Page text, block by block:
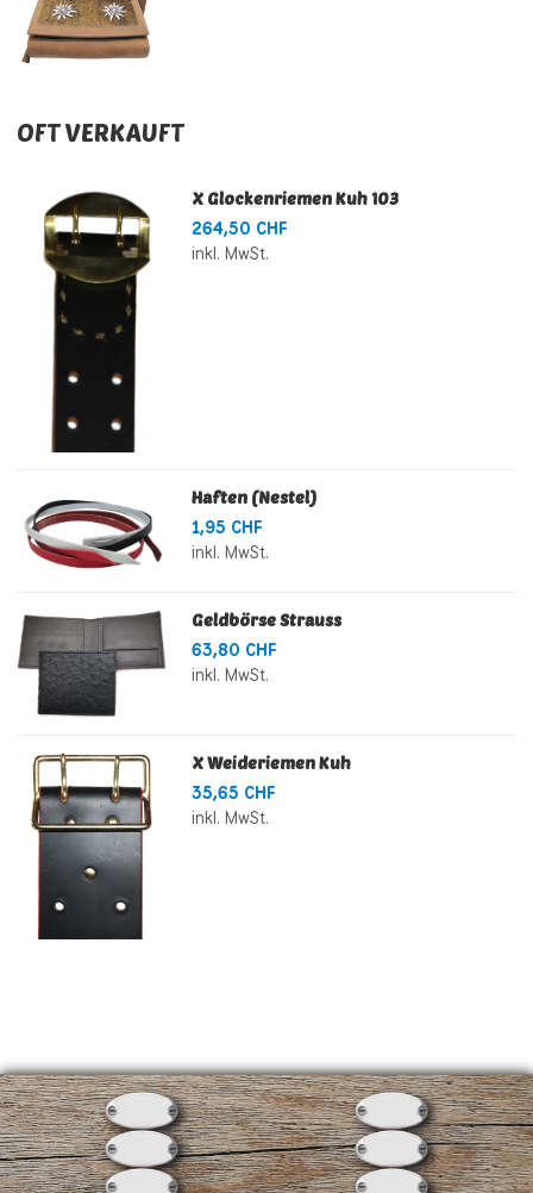
OFT VERKAUFT
X Glockenriemen Kuh 103
264,50 CHF
inkl. MwSt.
Haften (Nestel)
1,95 CHF
inkl. MwSt.
Geldbörse Strauss
63,80 CHF
inkl. MwSt.
X Weideriemen Kuh
35,65 CHF
inkl. MwSt.